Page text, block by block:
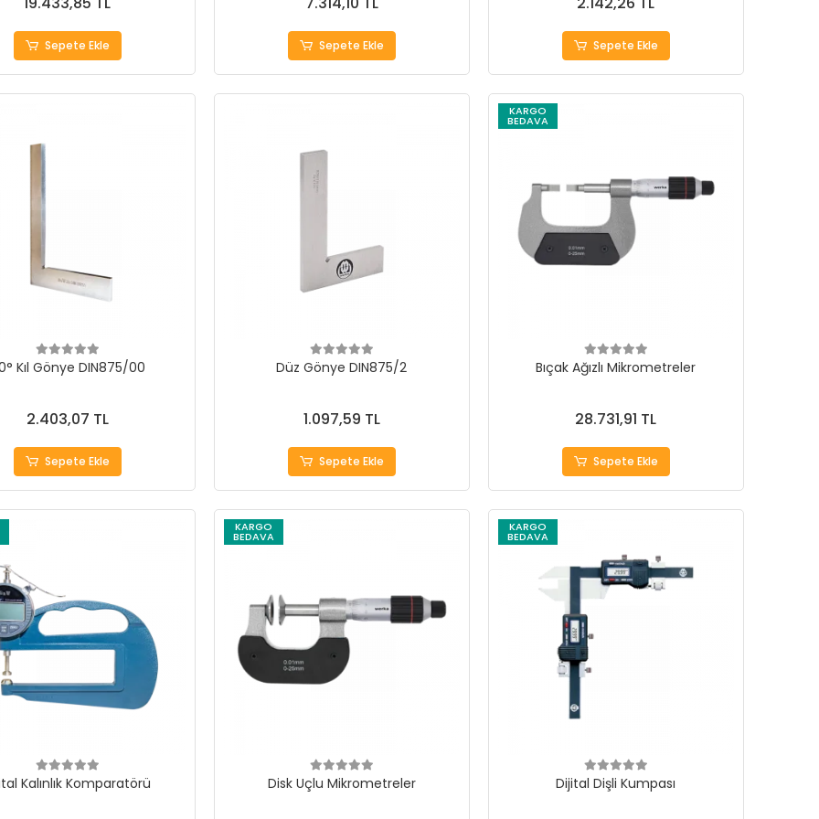
Sepete Ekle Sepete Ekle Sepete Ekle
Kıl Gönye DIN875/00
2.403,07 TL
Sepete Ekle
Düz Gönye DIN875/2
1.097,59 TL
Sepete Ekle
KARGO
BEDAVA
Bıçak Ağızlı Mikrometreler
28.731,91 TL
Sepete Ekle
Kalınlık Komparatörü
KARGO
BEDAVA
Disk Uçlu Mikrometreler
KARGO
BEDAVA
Dijital Dişli Kumpası